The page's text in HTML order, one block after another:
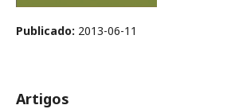
Publicado: 2013-06-11
Artigos